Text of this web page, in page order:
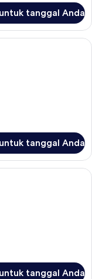
tanggal Anda
meja kerja, dan
tanggal Anda
meja kerja, dan
tanggal Anda